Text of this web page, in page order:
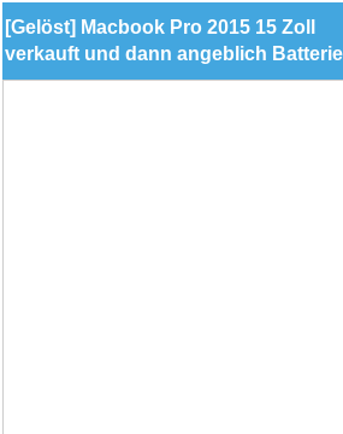
[Gelöst] Macbook Pro 2015 15 Zoll
verkauft und dann angeblich